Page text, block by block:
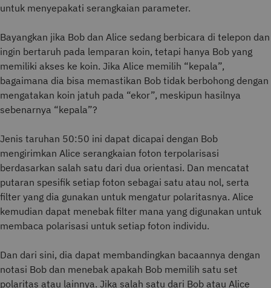
untuk menyepakati serangkaian parameter.
Bayangkan jika Bob dan Alice sedang berbicara di telepon dan
ingin bertaruh pada lemparan koin, tetapi hanya Bob yang
memiliki akses ke koin. Jika Alice memilih “kepala”,
bagaimana dia bisa memastikan Bob tidak berbohong dengan
mengatakan koin jatuh pada “ekor”, meskipun hasilnya
sebenarnya “kepala”?
Jenis taruhan 50:50 ini dapat dicapai dengan Bob
mengirimkan Alice serangkaian foton terpolarisasi
berdasarkan salah satu dari dua orientasi. Dan mencatat
putaran spesifik setiap foton sebagai satu atau nol, serta
filter yang dia gunakan untuk mengatur polaritasnya. Alice
kemudian dapat menebak filter mana yang digunakan untuk
membaca polarisasi untuk setiap foton individu.
Dan dari sini, dia dapat membandingkan bacaannya dengan
notasi Bob dan menebak apakah Bob memilih satu set
polaritas atau lainnya. Jika salah satu dari Bob atau Alice